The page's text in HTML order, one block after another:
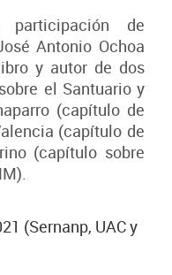
de
Antonio Ochoa
y autor de dos
el Santuario y
(capítulo de
(capítulo de
(capítulo sobre
(Sernanp, UAC y